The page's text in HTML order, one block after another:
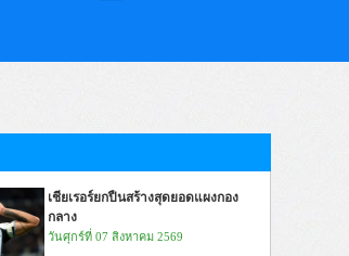
เชียเรอร์ยกปืนสร้างสุดยอดแผงกอง
กลาง
วันศุกร์ที่ 07 สิงหาคม 2569